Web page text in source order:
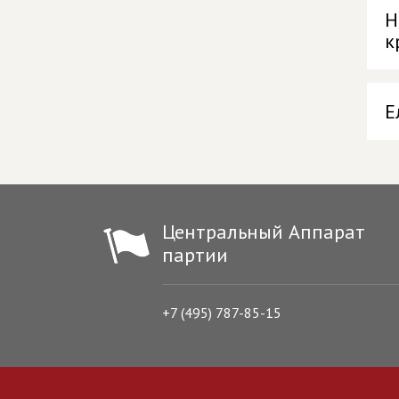
Центральный Аппарат
партии
+7 (495) 787-85-15